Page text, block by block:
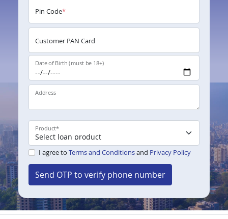
Pin Code*
Customer PAN Card
Date of Birth (must be 18+)
Address
Product*
I agree to Terms and Conditionsand Privacy Policy
Send OTP to verify phone number